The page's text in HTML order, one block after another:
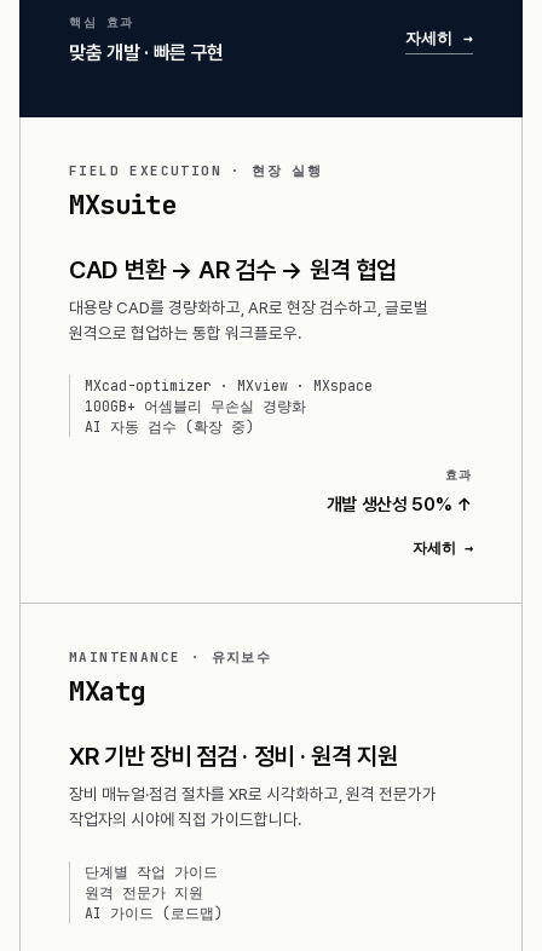
핵심 효과
맞춤 개발 · 빠른 구현
자세히 →
FIELD EXECUTION · 현장 실행
MXsuite
CAD 변환 → AR 검수 → 원격 협업
대용량 CAD를 경량화하고, AR로 현장 검수하고, 글로벌
원격으로 협업하는 통합 워크플로우.
MXcad-optimizer · MXview · MXspace
100GB+ 어셈블리 무손실 경량화
AI 자동 검수 (확장 중)
효과
개발 생산성 50% ↑
자세히 →
MAINTENANCE · 유지보수
MXatg
XR 기반 장비 점검 · 정비 · 원격 지원
장비 매뉴얼·점검 절차를 XR로 시각화하고, 원격 전문가가
작업자의 시야에 직접 가이드합니다.
단계별 작업 가이드
원격 전문가 지원
AI 가이드 (로드맵)